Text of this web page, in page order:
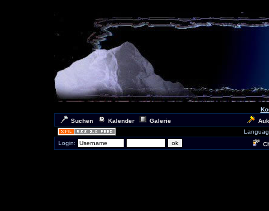
Suchen
Kalender Galerie
Login: